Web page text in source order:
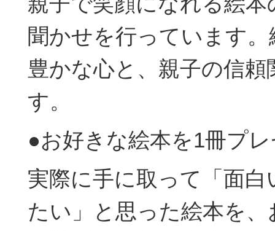
聞かせを行っています
豊かな心と、親子の信頼
す。
●お好きな絵本を1冊プ
実際に手に取って「面
たい」と思った絵本を